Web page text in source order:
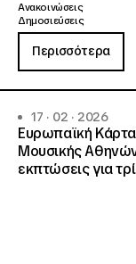
Ανακοινώσεις
Δημοσιεύσεις
Περισσότερα
17 · 02 · 2026
Ευρωπαϊκή
Μουσικής
εκπτώσεις για